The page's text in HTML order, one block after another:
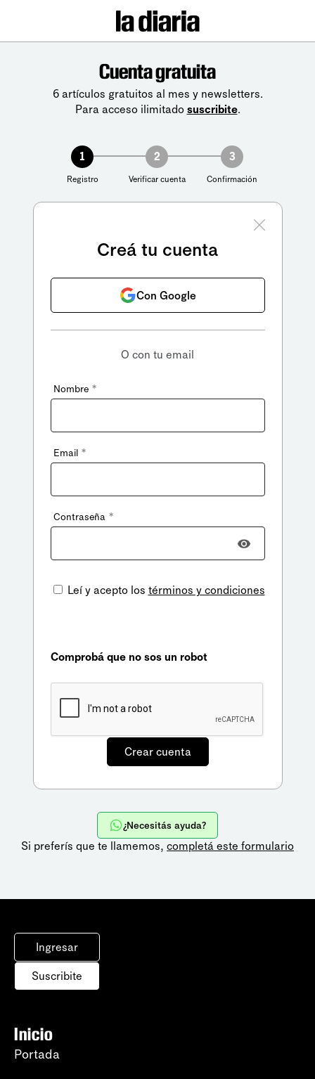
Cuenta gratuita
6 artículos gratuitos al mes y newsletters.
Para acceso ilimitado suscribite.
1
Registro
2
Verificar cuenta
3
Confirmación
Creá tu cuenta
Con Google
O con tu email
Nombre *
Email *
Contraseña *
Leí y acepto los términos y condiciones
Comprobá que no sos un robot
¿Necesitás ayuda?
Si preferís que te llamemos, completá este formulario
Ingresar
Suscribite
Inicio
Portada